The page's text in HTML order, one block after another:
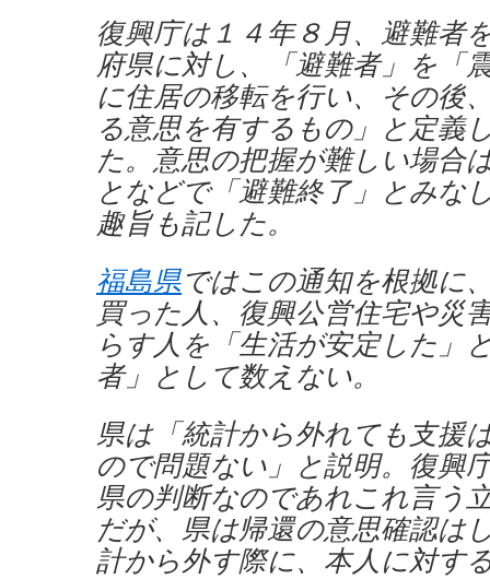
復興庁は１４年８月、避難者
府県に対し、「避難者」を「
に住居の移転を行い、その後
る意思を有するもの」と定義
た。意思の把握が難しい場合
となどで「避難終了」とみな
趣旨も記した。
福島県ではこの通知を根拠に
買った人、復興公営住宅や災
らす人を「生活が安定した」
者」として数えない。
県は「統計から外れても支援
ので問題ない」と説明。復興
県の判断なのであれこれ言う
だが、県は帰還の意思確認は
計から外す際に、本人に対す